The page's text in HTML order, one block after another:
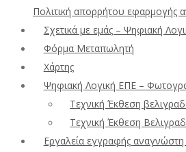
Πολιτική απορρήτου εφαρμογής
Σχετικά με εμάς – Ψηφιακή
Φόρμα Μεταπωλητή
Χάρτης
Ψηφιακή Λογική ΕΠΕ –
Τεχνική Έκθεση
Τεχνική Έκθεση
Εργαλεία εγγραφής